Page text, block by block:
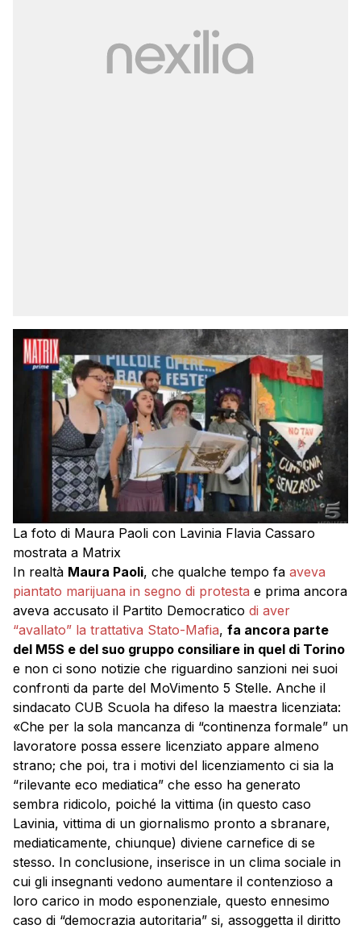
La foto di Maura Paoli con Lavinia Flavia Cassaro
mostrata a Matrix
In realtà Maura Paoli, che qualche tempo fa aveva
piantato marijuana in segno di protesta e prima ancora
aveva accusato il Partito Democratico di aver
“avallato” la trattativa Stato-Mafia, fa ancora parte
del M5S e del suo gruppo consiliare in quel di Torino
e non ci sono notizie che riguardino sanzioni nei suoi
confronti da parte del MoVimento 5 Stelle. Anche il
sindacato CUB Scuola ha difeso la maestra licenziata:
«Che per la sola mancanza di “continenza formale” un
lavoratore possa essere licenziato appare almeno
strano; che poi, tra i motivi del licenziamento ci sia la
“rilevante eco mediatica” che esso ha generato
sembra ridicolo, poiché la vittima (in questo caso
Lavinia, vittima di un giornalismo pronto a sbranare,
mediaticamente, chiunque) diviene carnefice di se
stesso. In conclusione, inserisce in un clima sociale in
cui gli insegnanti vedono aumentare il contenzioso a
loro carico in modo esponenziale, questo ennesimo
caso di “democrazia autoritaria” si, assoggetta il diritto